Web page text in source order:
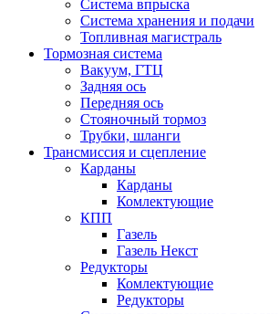
Система впрыска
Система хранения и подачи
Топливная магистраль
Тормозная система
Вакуум, ГТЦ
Задняя ось
Передняя ось
Стояночный тормоз
Трубки, шланги
Трансмиссия и сцепление
Карданы
Карданы
Комлектующие
КПП
Газель
Газель Некст
Редукторы
Комлектующие
Редукторы